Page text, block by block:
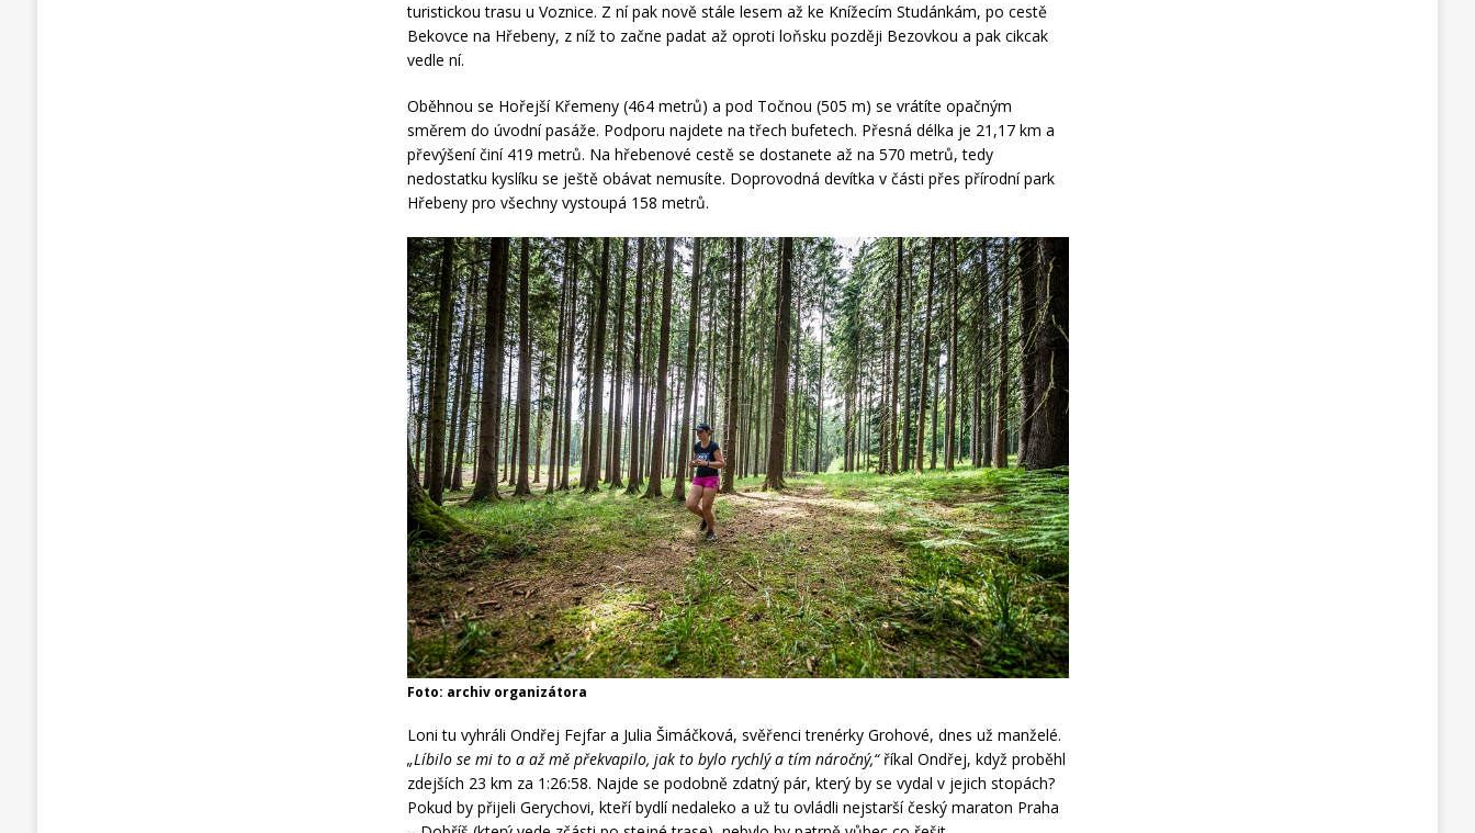
turistickou trasu u Voznice. Z ní pak nově stále lesem až ke Knížecím Studánkám, po cestě
Bekovce na Hřebeny, z níž to začne padat až oproti loňsku později Bezovkou a pak cikcak
vedle ní.
Oběhnou se Hořejší Křemeny (464 metrů) a pod Točnou (505 m) se vrátíte opačným
směrem do úvodní pasáže. Podporu najdete na třech bufetech. Přesná délka je 21,17 km a
převýšení činí 419 metrů. Na hřebenové cestě se dostanete až na 570 metrů, tedy
nedostatku kyslíku se ještě obávat nemusíte. Doprovodná devítka v části přes přírodní park
Hřebeny pro všechny vystoupá 158 metrů.
Foto: archiv organizátora
Loni tu vyhráli Ondřej Fejfar a Julia Šimáčková, svěřenci trenérky Grohové, dnes už manželé.
„Líbilo se mi to a až mě překvapilo, jak to bylo rychlý a tím náročný,“říkal Ondřej, když proběhl
zdejších 23 km za 1:26:58. Najde se podobně zdatný pár, který by se vydal v jejich stopách?
Pokud by přijeli Gerychovi, kteří bydlí nedaleko a už tu ovládli nejstarší český maraton Praha